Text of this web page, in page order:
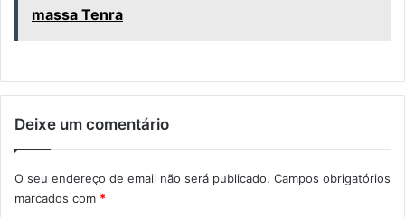
massa Tenra
Deixe um comentário
O seu endereço de email não será publicado. Campos obrigatórios
marcados com *